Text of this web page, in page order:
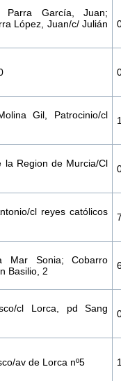
Parra García, Juan;
López, Juan/c/ Julián
Gil, Patrocinio/cl
la Region de Murcia/Cl
cl reyes católicos
7
Mar Sonia; Cobarro
Basilio, 2
cl Lorca, pd Sang
av de Lorca nº5